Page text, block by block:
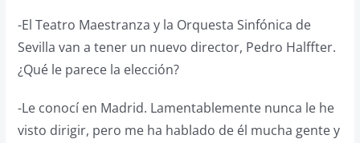
-El Teatro Maestranza y la Orquesta Sinfónica de
Sevilla van a tener un nuevo director, Pedro Halffter.
¿Qué le parece la elección?
-Le conocí en Madrid. Lamentablemente nunca le he
visto dirigir, pero me ha hablado de él mucha gente y